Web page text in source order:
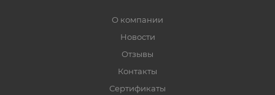
О компании
Новости
Отзывы
Контакты
Сертификаты